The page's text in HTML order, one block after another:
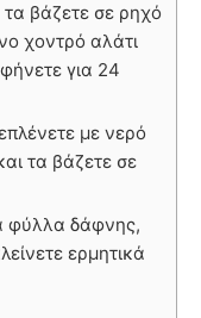
βάζετε σε ρηχό
χοντρό αλάτι
για 24
με νερό
τα βάζετε σε
φύλλα δάφνης,
ερμητικά